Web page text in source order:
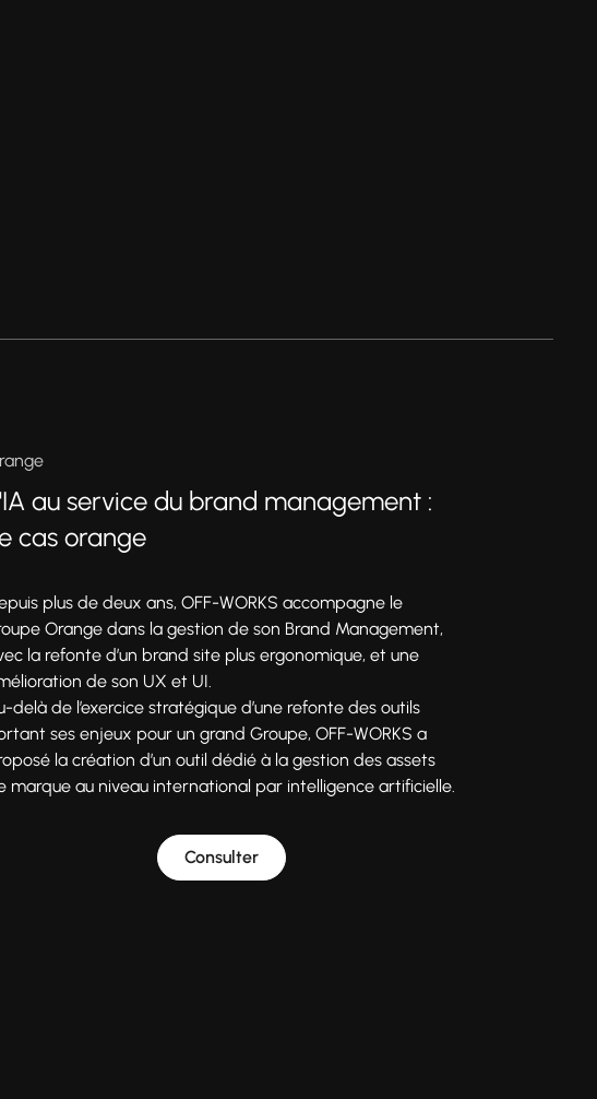
au service du brand management :
cas orange
plus de deux ans, OFF-WORKS accompagne le
Orange dans la gestion de son Brand Management,
la refonte d’un brand site plus ergonomique, et une
de son UX et UI.
delà de l’exercice stratégique d’une refonte des outils
ses enjeux pour un grand Groupe, OFF-WORKS a
la création d’un outil dédié à la gestion des assets
marque au niveau international par intelligence artificielle.
Consulter